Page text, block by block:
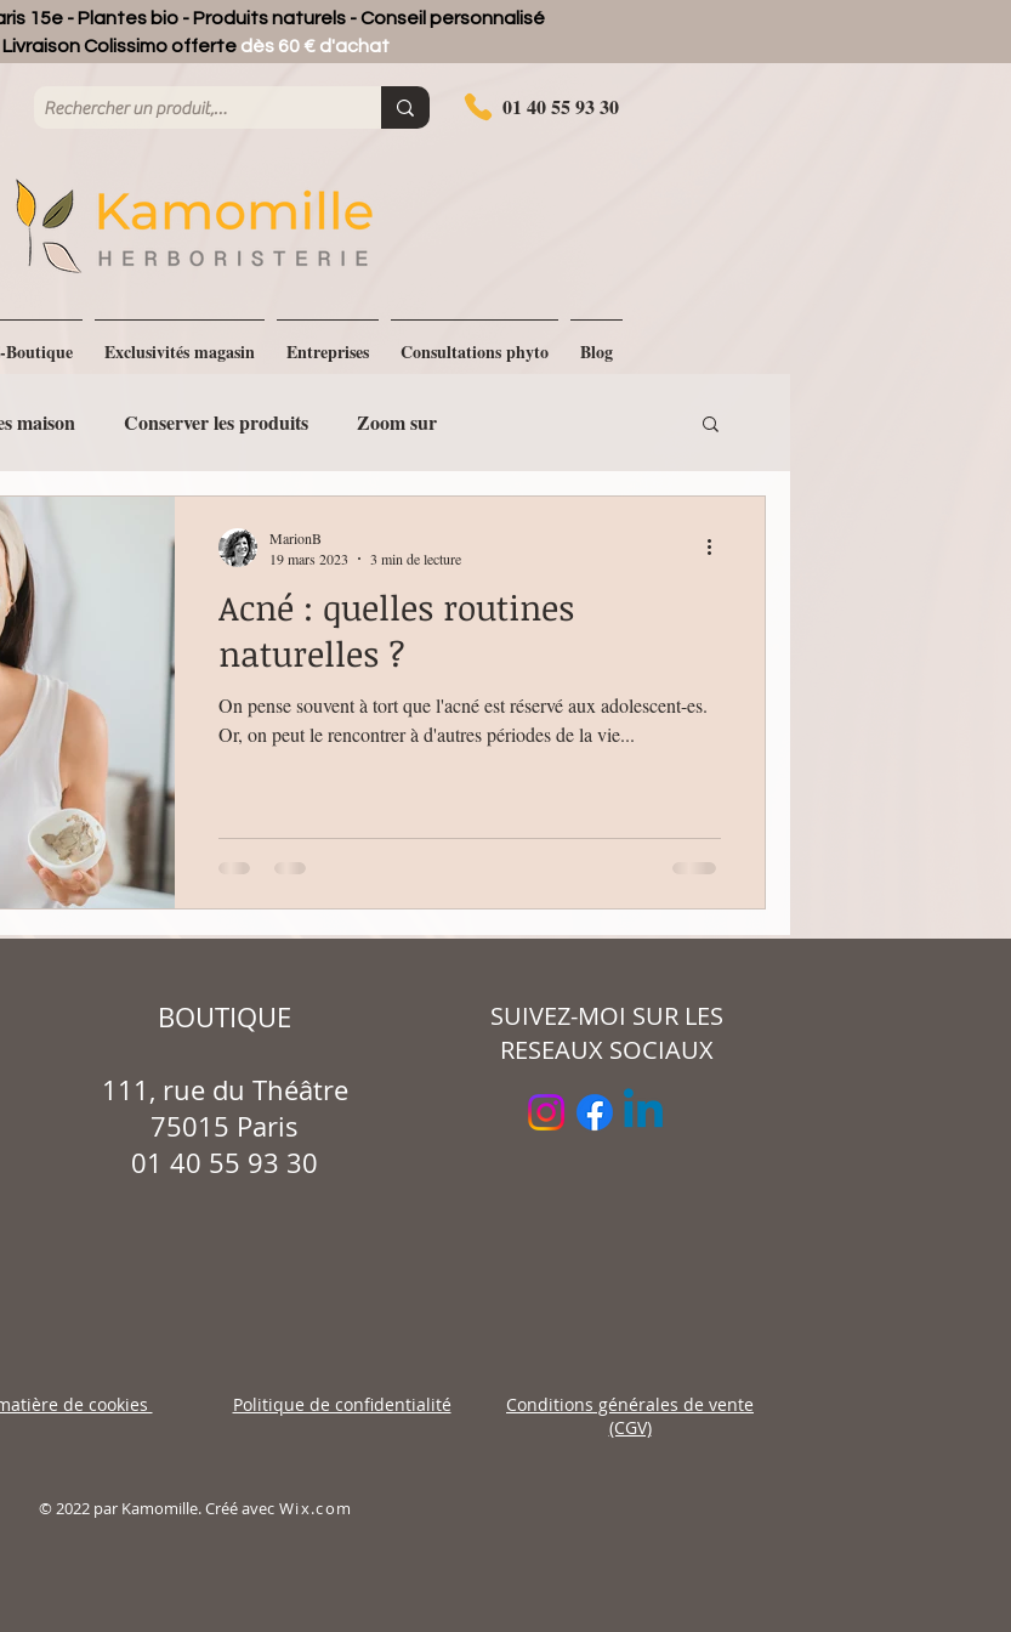
15e - Plantes bio - Produits naturels - Conseil personnalisé
Livraison Colissimo offerte dès 60 € d'achat
01 40 55 93 30
Boutique Exclusivités magasin Entreprises Consultations phyto Blog
maison Conserver les produits Zoom sur
Acné : quelles routines
naturelles ?
On pense souvent à tort que l'acné est réservé aux adolescent-es.
Or, on peut le rencontrer à d'autres périodes de la vie...
MarionB
19 mars 2023
3 min de lecture
BOUTIQUE
111, rue du Théâtre
75015 Paris
01 40 55 93 30
SUIVEZ-MOI SUR LES
RESEAUX SOCIAUX
de cookies Politique de confidentialité
Conditions générales de vente
(CGV)
© 2022 par Kamomille. Créé avec Wix.com